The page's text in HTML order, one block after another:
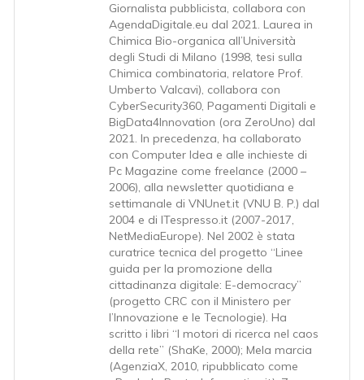
Giornalista pubblicista, collabora con
AgendaDigitale.eu dal 2021. Laurea in
Chimica Bio-organica all’Università
degli Studi di Milano (1998, tesi sulla
Chimica combinatoria, relatore Prof.
Umberto Valcavi), collabora con
CyberSecurity360, Pagamenti Digitali e
BigData4Innovation (ora ZeroUno) dal
2021. In precedenza, ha collaborato
con Computer Idea e alle inchieste di
Pc Magazine come freelance (2000 –
2006), alla newsletter quotidiana e
settimanale di VNUnet.it (VNU B. P.) dal
2004 e di ITespresso.it (2007-2017,
NetMediaEurope). Nel 2002 è stata
curatrice tecnica del progetto “Linee
guida per la promozione della
cittadinanza digitale: E-democracy”
(progetto CRC con il Ministero per
l’Innovazione e le Tecnologie). Ha
scritto i libri “I motori di ricerca nel caos
della rete” (ShaKe, 2000); Mela marcia
(AgenziaX, 2010, ripubblicato come